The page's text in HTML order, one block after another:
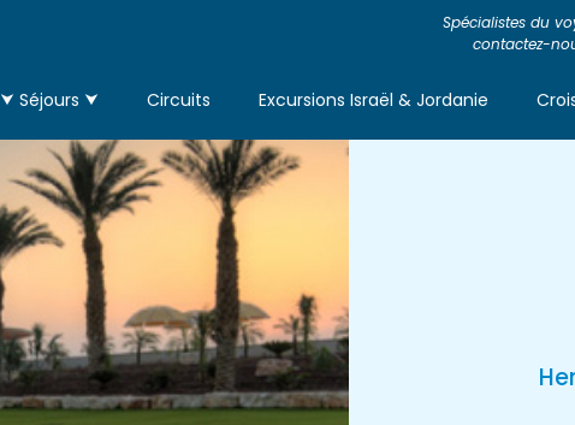
Spécialistes du
contactez-
⮟ Séjours ⮟ Circuits Excursions Israël & Jordanie